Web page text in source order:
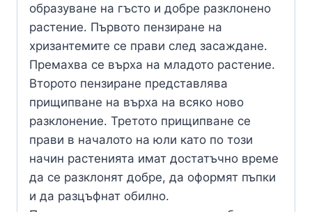
образуване на гъсто и добре разклонено
растение. Първото пензиране на
хризантемите се прави след засаждане.
Премахва се върха на младото растение.
Второто пензиране представлява
прищипване на върха на всяко ново
разклонение. Третото прищипване се
прави в началото на юли като по този
начин растенията имат достатъчно време
да се разклонят добре, да оформят пъпки
и да разцъфнат обилно.